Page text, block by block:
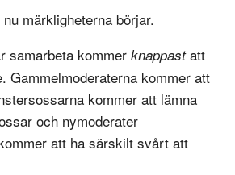
märkligheterna börjar.
samarbeta kommer knappastatt
Gammelmoderaterna kommer att
kommer att lämna
och nymoderater
att ha särskilt svårt att